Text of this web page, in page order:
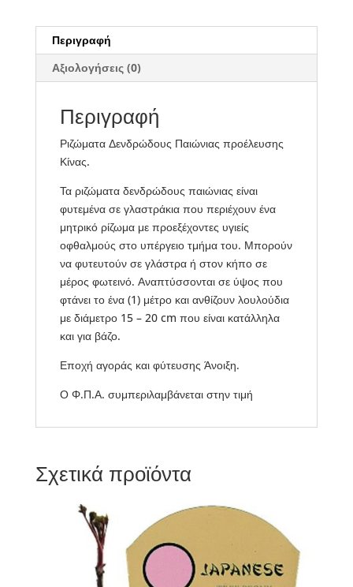
Περιγραφή
Αξιολογήσεις (0)
Περιγραφή
Ριζώματα Δενδρώδους Παιώνιας προέλευσης
Κίνας.
Τα ριζώματα δενδρώδους παιώνιας είναι
φυτεμένα σε γλαστράκια που περιέχουν ένα
μητρικό ρίζωμα με προεξέχοντες υγιείς
οφθαλμούς στο υπέργειο τμήμα του. Μπορούν
να φυτευτούν σε γλάστρα ή στον κήπο σε
μέρος φωτεινό. Αναπτύσσονται σε ύψος που
φτάνει το ένα (1) μέτρο και ανθίζουν λουλούδια
με διάμετρο 15 – 20 cm που είναι κατάλληλα
και για βάζο.
Εποχή αγοράς και φύτευσης Άνοιξη.
Ο Φ.Π.Α. συμπεριλαμβάνεται στην τιμή
Σχετικά προϊόντα